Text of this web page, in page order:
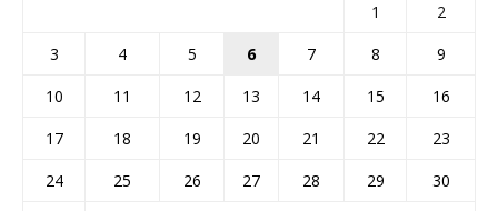
1
2
3
4 5 6 7 8
9
10
11 12 13 14 15
16
17
18 19 20 21 22
23
24
25 26 27 28 29
30